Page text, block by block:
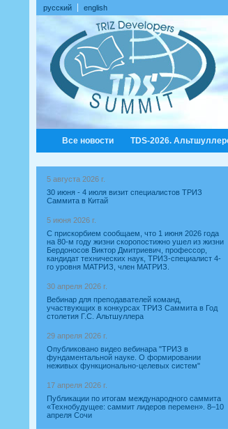
русский english
Все новости TDS-2026.
5 августа 2026 г.
30 июня - 4 июля визит специалистов ТРИЗ
Саммита в Китай
5 июня 2026 г.
С прискорбием сообщаем, что 1 июня 2026 года
на 80-м году жизни скоропостижно ушел из жизни
Бердоносов Виктор Дмитриевич, профессор,
кандидат технических наук, ТРИЗ-специалист 4-
го уровня МАТРИЗ, член МАТРИЗ.
30 апреля 2026 г.
Вебинар для преподавателей команд,
участвующих в конкурсах ТРИЗ Саммита в Год
столетия Г.С. Альтшуллера
29 апреля 2026 г.
Опубликовано видео вебинара "ТРИЗ в
фундаментальной науке. О формировании
неживых функционально-целевых систем"
17 апреля 2026 г.
Публикации по итогам международного саммита
«Технобудущее: саммит лидеров перемен». 8–10
апреля Сочи